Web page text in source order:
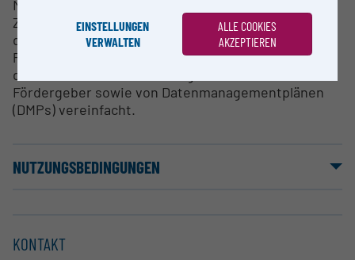
Metadaten und Tools für kooperative
Zusammenarbeit. eLabFTW erleichtert nicht nur
den Zugang zu Forschungsdaten, sondern auch den
Publikationsprozess von Daten. Weiters wird auch
das Erfüllen der Anforderungen relevanter
Fördergeber sowie von Datenmanagementplänen
(DMPs) vereinfacht.
NUTZUNGSBEDINGUNGEN
KONTAKT
EINSTELLUNGEN
VERWALTEN
ALLE COOKIES
AKZEPTIEREN